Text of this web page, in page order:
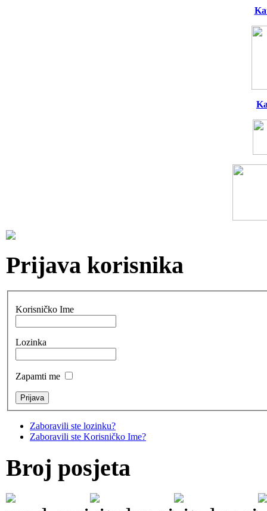
Prijava korisnika
Korisničko Ime
Lozinka
Zapamti me
Zaboravili ste lozinku?
Zaboravili ste Korisničko Ime?
Broj posjeta